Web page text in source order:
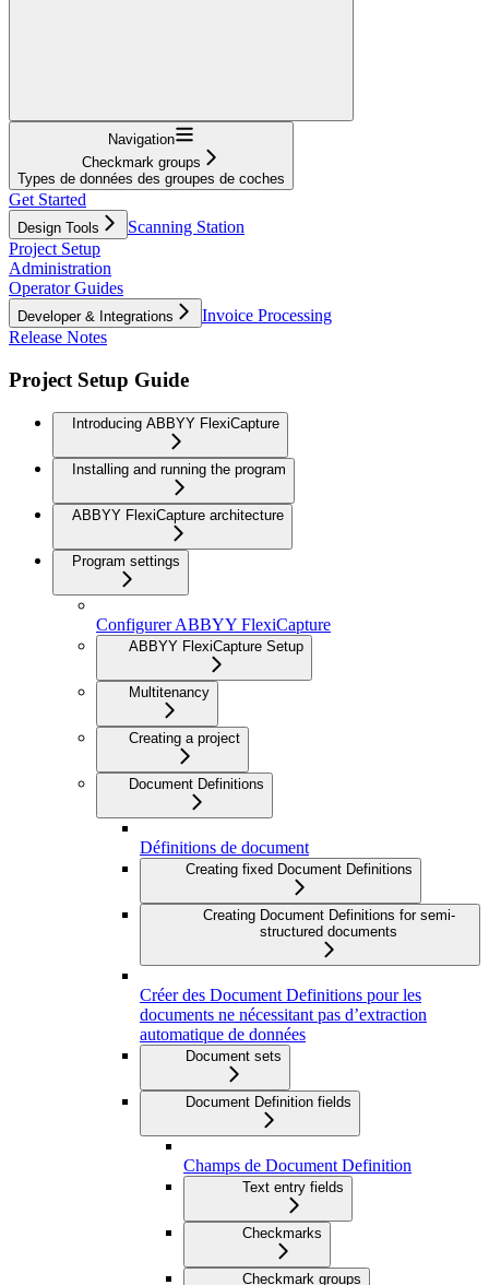
Navigation
Checkmark groups
Types de données des groupes de coches
Get Started
Design Tools
Scanning Station
Project Setup
Administration
Operator Guides
Developer & Integrations
Invoice Processing
Release Notes
Project Setup Guide
Introducing ABBYY FlexiCapture
Installing and running the program
ABBYY FlexiCapture architecture
Program settings
Configurer ABBYY FlexiCapture
ABBYY FlexiCapture Setup
Multitenancy
Creating a project
Document Definitions
Définitions de document
Creating fixed Document Definitions
Creating Document Definitions for semi-
structured documents
Créer des Document Definitions pour les
documents ne nécessitant pas d’extraction
automatique de données
Document sets
Document Definition fields
Champs de Document Definition
Text entry fields
Checkmarks
Checkmark groups